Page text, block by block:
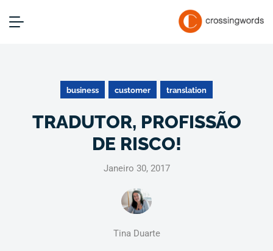
business customer translation
TRADUTOR, PROFISSÃO
DE RISCO!
Janeiro 30, 2017
Tina Duarte